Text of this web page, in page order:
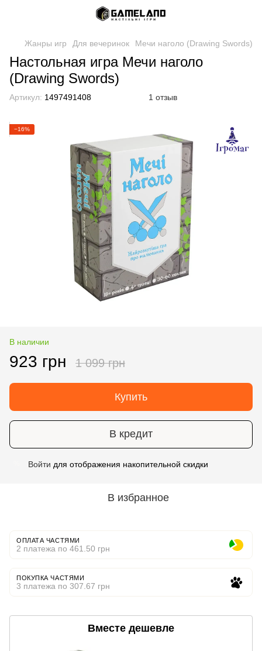
Жанры игр Для вечеринок Мечи наголо (Drawing Swords)
Настольная игра Мечи наголо
(Drawing Swords)
Артикул: 1497491408 1 отзыв
−16%
В наличии
923 грн 1 099 грн
Купить
В кредит
Войти для отображения накопительной скидки
В избранное
ОПЛАТА ЧАСТЯМИ
2 платежа по 461.50 грн
ПОКУПКА ЧАСТЯМИ
3 платежа по 307.67 грн
Вместе дешевле